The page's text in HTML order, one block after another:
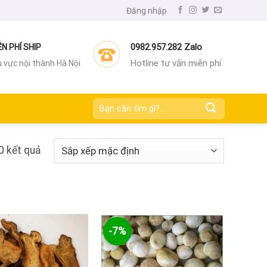
Đăng nhập
PHÍ SHIP
vực nội thành Hà Nội
0982.957.282 Zalo
Hotline tư vấn miễn phí
Tìm
kiếm:
kết quả
-7%